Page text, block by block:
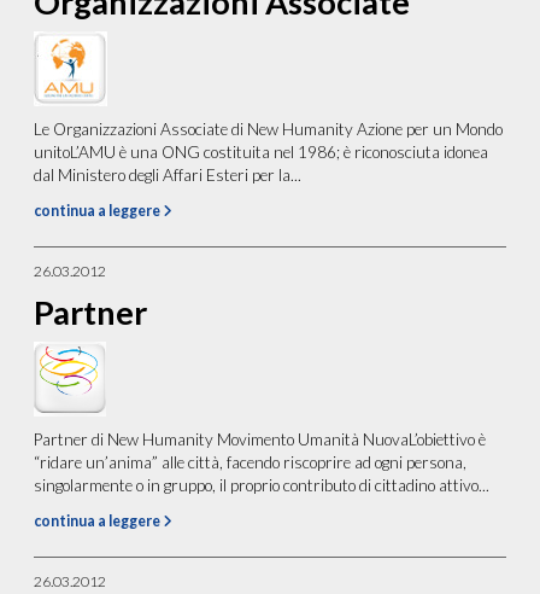
Le Organizzazioni Associate di New Humanity Azione per un Mondo
unitoL’AMU è una ONG costituita nel 1986; è riconosciuta idonea
dal Ministero degli Affari Esteri per la...
continua a leggere
26.03.2012
Partner
Partner di New Humanity Movimento Umanità NuovaL’obiettivo è
“ridare un’anima” alle città, facendo riscoprire ad ogni persona,
singolarmente o in gruppo, il proprio contributo di cittadino attivo...
continua a leggere
26.03.2012